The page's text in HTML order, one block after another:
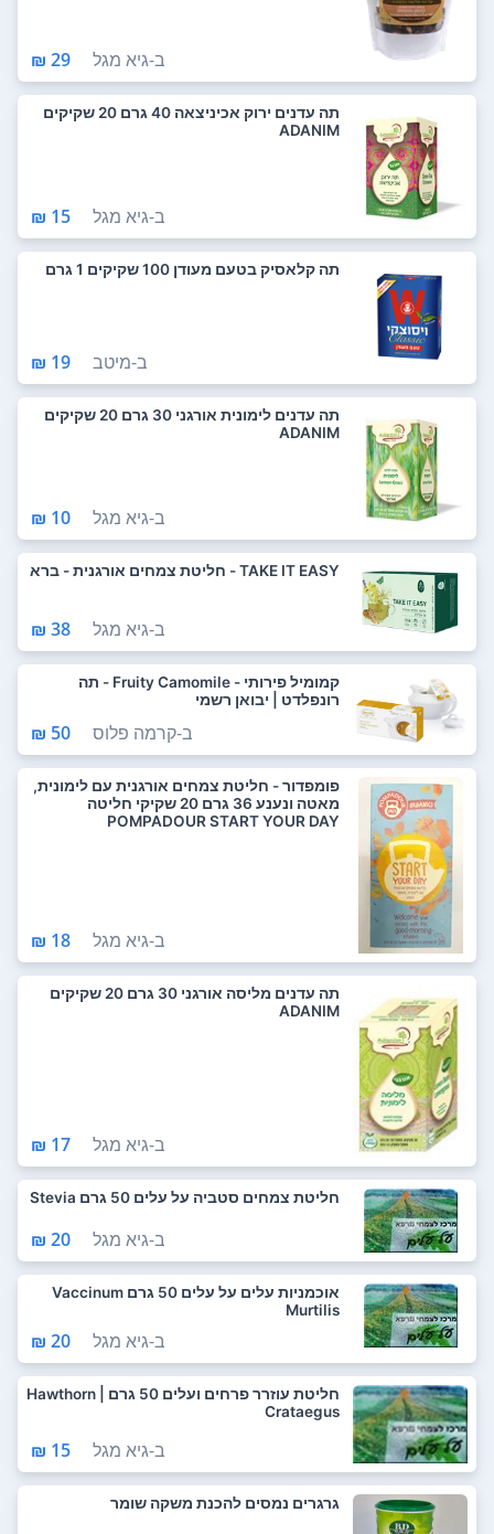
ב-גיא מגל 29 ₪
תה עדנים ירוק אכיניצאה 40 גרם 20 שקיקים
ADANIM
ב-גיא מגל 15 ₪
תה קלאסיק בטעם מעודן 100 שקיקים 1 גרם
ב-מיטב 19 ₪
תה עדנים לימונית אורגני 30 גרם 20 שקיקים
ADANIM
ב-גיא מגל 10 ₪
TAKE IT EASY - חליטת צמחים אורגנית - ברא
ב-גיא מגל 38 ₪
קמומיל פירותי - Fruity Camomile - תה
רונפלדט | יבואן רשמי
ב-קרמה פלוס 50 ₪
פומפדור - חליטת צמחים אורגנית עם לימונית,
מאטה ונענע 36 גרם 20 שקיקי חליטה
POMPADOUR START YOUR DAY
ב-גיא מגל 18 ₪
תה עדנים מליסה אורגני 30 גרם 20 שקיקים
ADANIM
ב-גיא מגל 17 ₪
חליטת צמחים סטביה על עלים 50 גרם Stevia
ב-גיא מגל 20 ₪
אוכמניות עלים על עלים 50 גרם Vaccinum
Murtilis
ב-גיא מגל 20 ₪
חליטת עוזרר פרחים ועלים 50 גרם Hawthorn |
Crataegus
ב-גיא מגל 15 ₪
גרגרים נמסים להכנת משקה שומר